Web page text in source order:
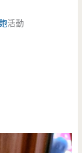
活動